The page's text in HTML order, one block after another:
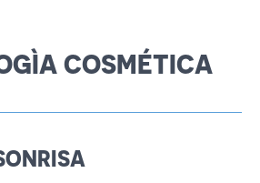
COSMÉTICA